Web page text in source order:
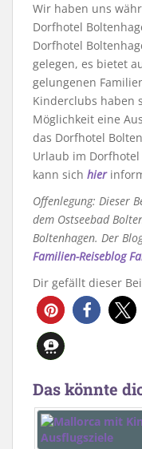
Wir haben uns
Dorfhotel
Dorfhotel
gelegen, es bietet
gelungenen
Kinderclubs haben
Möglichkeit eine
das Dorfhotel
Urlaub im
kann sich hier
Offenlegung: Dieser
dem Ostseebad
Boltenhagen. Der
Familien-Reiseblog
Dir gefällt dieser
2
Das könnte